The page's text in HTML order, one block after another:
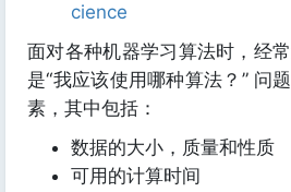
cience
面对各种机器学习算法时，经
是“我应该使用哪种算法？” 问
素，其中包括：
数据的大小，质量和性质
可用的计算时间